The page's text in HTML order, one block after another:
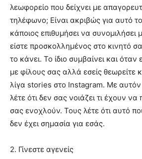
λεωφορείο που δείχνει με
τηλέφωνο; Είναι ακριβώς για αυτό
κάποιος επιθυμήσει να συνομιλήσει
είστε προσκολλημένος στο κινητό
το κάνει. Το ίδιο συμβαίνει και όταν
με φίλους σας αλλά εσείς θεωρείτε
λίγα stories στο Instagram. Με
λέτε ότι δεν σας νοιάζει τι έχουν να
σας ενοχλούν. Τους λέτε ότι αυτό
δεν έχει σημασία για εσάς.
2. Γίνεστε αγενείς